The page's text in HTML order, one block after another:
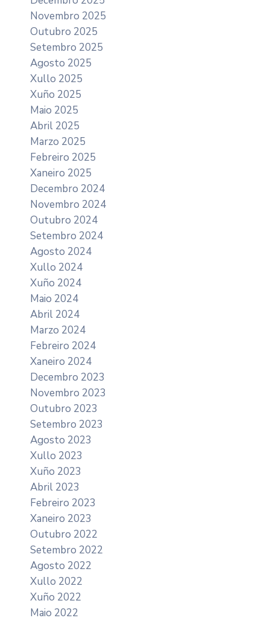
Novembro 2025
Outubro 2025
Setembro 2025
Agosto 2025
Xullo 2025
Xuño 2025
Maio 2025
Abril 2025
Marzo 2025
Febreiro 2025
Xaneiro 2025
Decembro 2024
Novembro 2024
Outubro 2024
Setembro 2024
Agosto 2024
Xullo 2024
Xuño 2024
Maio 2024
Abril 2024
Marzo 2024
Febreiro 2024
Xaneiro 2024
Decembro 2023
Novembro 2023
Outubro 2023
Setembro 2023
Agosto 2023
Xullo 2023
Xuño 2023
Abril 2023
Febreiro 2023
Xaneiro 2023
Outubro 2022
Setembro 2022
Agosto 2022
Xullo 2022
Xuño 2022
Maio 2022